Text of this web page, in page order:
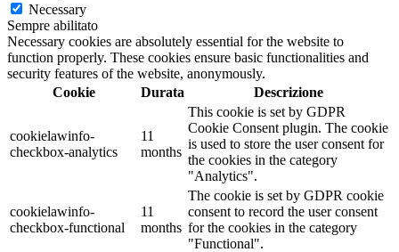
Necessary
Sempre abilitato
Necessary cookies are absolutely essential for the website to
function properly. These cookies ensure basic functionalities and
security features of the website, anonymously.
Cookie
Durata Descrizione
cookielawinfo-
checkbox-analytics
11
months
This cookie is set by GDPR
Cookie Consent plugin. The cookie
is used to store the user consent for
the cookies in the category
"Analytics".
cookielawinfo-
checkbox-functional
11
months
The cookie is set by GDPR cookie
consent to record the user consent
for the cookies in the category
"Functional".